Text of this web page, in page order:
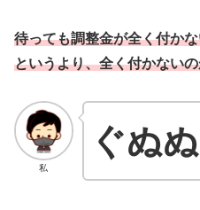
待っても調整金が全く付か
というより、全く付かない
私
ぐぬ